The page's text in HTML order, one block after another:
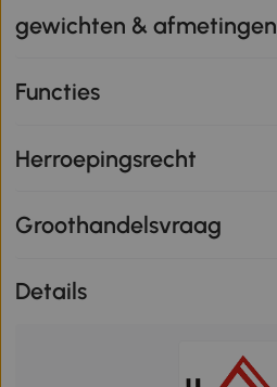
gewichten & afmetingen
Functies
Herroepingsrecht
Groothandelsvraag
Details